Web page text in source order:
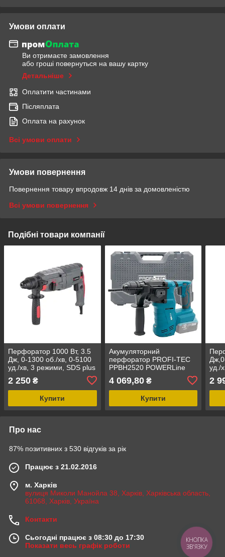
Умови оплати
Ви отримаєте замовлення
або гроші повернуться на вашу картку
Детальніше
Оплатити частинами
Післяплата
Оплата на рахунок
Всі умови оплати
Умови повернення
Повернення товару впродовж 14 днів за домовленістю
Всі умови повернення
Подібні товари компанії
Перфоратор 1000 Вт, 3.5
Дж, 0-1300 об./хв, 0-5100
уд./хв, 3 режими, SDS plus
2 250 ₴
Купити
Акумуляторний
перфоратор PROFI-TEC
PPBH2520 POWERLine
зарядного пристрою)
4 069,80₴
Купити
уд./
2
Про нас
87% позитивних з 530 відгуків за рік
Працює з 21.02.2016
м. Харків
вулиця Миколи Манойла 38, Харків, Харківська область,
61068, Харків, Україна
Контакти
Сьогодні працює з 08:30 до 17:30
Показати весь графік роботи
КНОПКА
ЗВ'ЯЗКУ